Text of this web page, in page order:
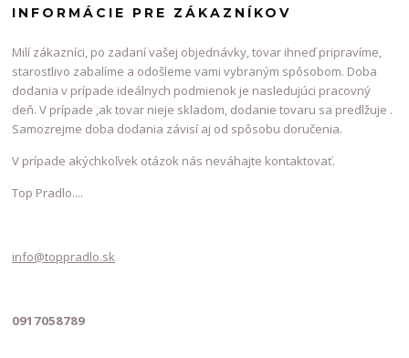
INFORMÁCIE PRE ZÁKAZNÍKOV
Milí zákazníci, po zadaní vašej objednávky, tovar ihneď pripravíme,
starostlivo zabalíme a odošleme vami vybraným spôsobom. Doba
dodania v prípade ideálnych podmienok je nasledujúci pracovný
deň. V prípade ,ak tovar nieje skladom, dodanie tovaru sa predlžuje .
Samozrejme doba dodania závisí aj od spôsobu doručenia.
V prípade akýchkoľvek otázok nás neváhajte kontaktovať.
Top Pradlo....
info@toppradlo.sk
0917058789